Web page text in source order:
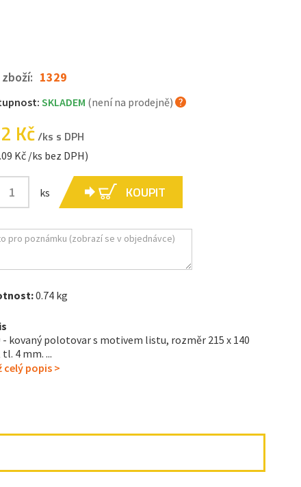
1329
SKLADEM (není na prodejně)
Kč/ks s DPH
Kč /ks bez DPH)
ks KOUPIT
0.74 kg
- kovaný polotovar s motivem listu, rozměr 215 x 140
4 mm. ...
celý popis >